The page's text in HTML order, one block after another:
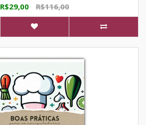
R$29,00 R$116,00